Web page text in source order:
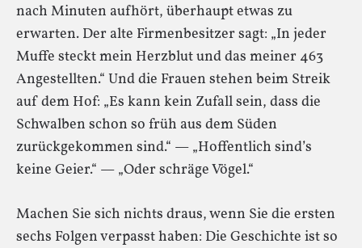
nach Minuten aufhört, überhaupt etwas zu
erwarten. Der alte Firmenbesitzer sagt: „In jeder
Muffe steckt mein Herzblut und das meiner 463
Angestellten.“ Und die Frauen stehen beim Streik
auf dem Hof: „Es kann kein Zufall sein, dass die
Schwalben schon so früh aus dem Süden
zurückgekommen sind.“ — „Hoffentlich sind’s
keine Geier.“ — „Oder schräge Vögel.“
Machen Sie sich nichts draus, wenn Sie die ersten
sechs Folgen verpasst haben: Die Geschichte ist so